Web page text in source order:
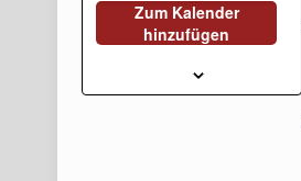
Zum Kalender
hinzufügen